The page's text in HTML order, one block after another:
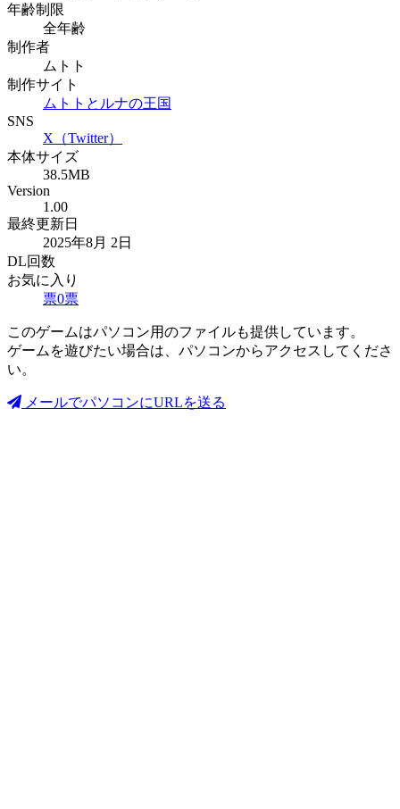
年齢制限
全年齢
制作者
ムトト
制作サイト
ムトトとルナの王国
SNS
X（Twitter）
本体サイズ
38.5MB
Version
1.00
最終更新日
2025年8月 2日
DL回数
お気に入り
票0票
このゲームはパソコン用のファイルも提供しています。
ゲームを遊びたい場合は、パソコンからアクセスしてくださ
い。
メールでパソコンにURLを送る